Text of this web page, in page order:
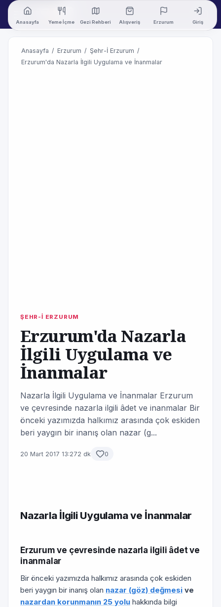
Anasayfa Yeme İçme Gezi Rehberi Alışveriş Erzurum Giriş
Anasayfa / Erzurum / Şehr-İ Erzurum /
Erzurum'da Nazarla İlgili Uygulama ve İnanmalar
ŞEHR-İ ERZURUM
Erzurum'da Nazarla
İlgili Uygulama ve
İnanmalar
Nazarla İlgili Uygulama ve İnanmalar Erzurum
ve çevresinde nazarla ilgili âdet ve inanmalar Bir
önceki yazımızda halkımız arasında çok eskiden
beri yaygın bir inanış olan nazar (g...
20 Mart 2017 13:272 dk 0
Nazarla İlgili Uygulama ve İnanmalar
Erzurum ve çevresinde nazarla ilgili âdet ve
inanmalar
Bir önceki yazımızda halkımız arasında çok eskiden
beri yaygın bir inanış olan nazar (göz) değmesi ve
nazardan korunmanın 25 yolu hakkında bilgi